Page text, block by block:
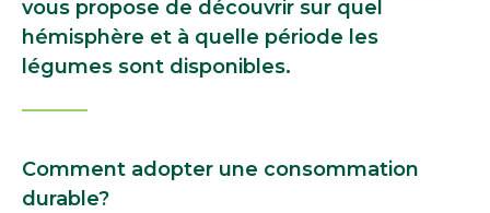
vous propose de découvrir sur quel
hémisphère et à quelle période les
légumes sont disponibles.
Comment adopter une consommation
durable?